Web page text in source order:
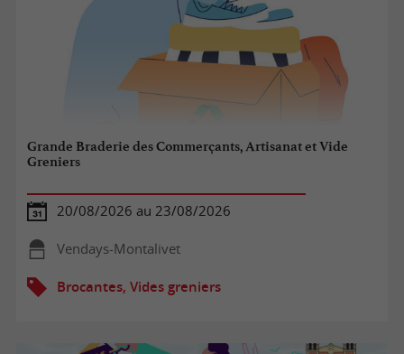
Grande Braderie des Commerçants, Artisanat et Vide
Greniers
20/08/2026 au 23/08/2026
Vendays-Montalivet
Brocantes, Vides greniers